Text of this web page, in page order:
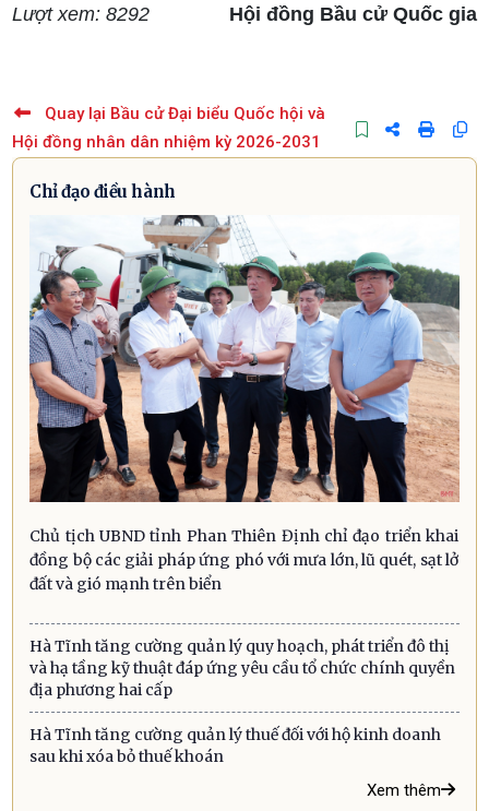
Lượt xem: 8292 Hội đồng Bầu cử Quốc gia
Quay lại Bầu cử Đại biểu Quốc hội và
Hội đồng nhân dân nhiệm kỳ 2026-2031
Chỉ đạo điều hành
Chủ tịch UBND tỉnh Phan Thiên Định chỉ đạo triển khai
đồng bộ các giải pháp ứng phó với mưa lớn, lũ quét, sạt lở
đất và gió mạnh trên biển
Hà Tĩnh tăng cường quản lý quy hoạch, phát triển đô thị
và hạ tầng kỹ thuật đáp ứng yêu cầu tổ chức chính quyền
địa phương hai cấp
Hà Tĩnh tăng cường quản lý thuế đối với hộ kinh doanh
sau khi xóa bỏ thuế khoán
Xem thêm